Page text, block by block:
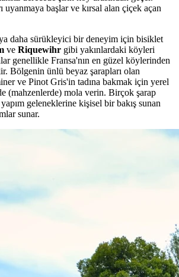
uyanmaya başlar ve kırsal alan çiçek açan
daha sürükleyici bir deneyim için bisiklet
ve Riquewihr gibi yakınlardaki köyleri
genellikle Fransa'nın en güzel köylerinden
Bölgenin ünlü beyaz şarapları olan
ve Pinot Gris'in tadına bakmak için yerel
(mahzenlerde) mola verin. Birçok şarap
geleneklerine kişisel bir bakış sunan
sunar.